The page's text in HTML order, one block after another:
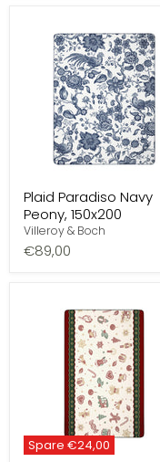
Plaid Paradiso Navy
Peony, 150x200
Villeroy & Boch
€89,00
Spare €24,00